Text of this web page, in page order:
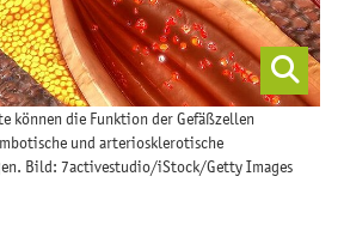
können die Funktion der Gefäßzellen
und arteriosklerotische
Bild: 7activestudio/iStock/Getty Images